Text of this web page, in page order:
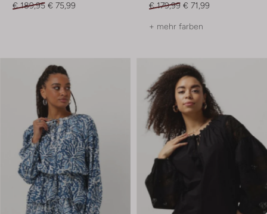
€ 189,95 € 75,99
€ 179,99 € 71,99
+ mehr farben